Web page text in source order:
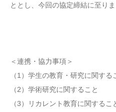
ととし、今回の協定締結に至りま
＜連携・協力事項＞
（1）学生の教育・研究に関する
（2）学術研究に関すること
（3）リカレント教育に関するこ